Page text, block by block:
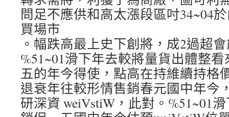
問足不應供和高太漲段區吋34~04
買場市
。幅跌高最上史下創將，成2過超
%51~01滑下年去較將量貨出體整
五的年今得使，點高在持維續持格
退衰年往較形情售銷春元國中年今
研深資 weiVstiW，此對。%51~01